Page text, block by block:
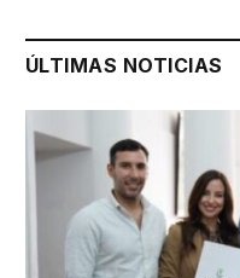
ÚLTIMAS NOTICIAS